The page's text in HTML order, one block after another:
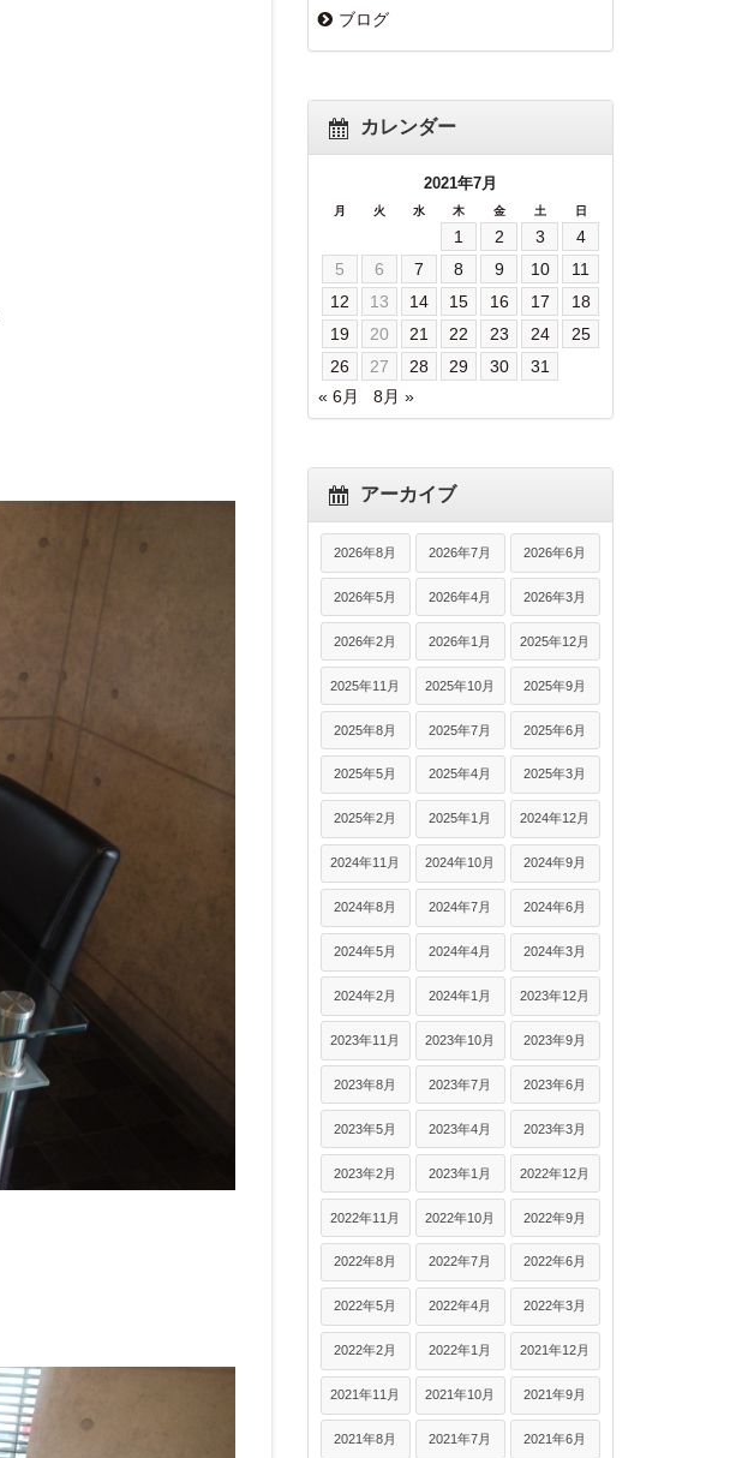
ブログ
カレンダー
2021年7月
月 火 水 木 金 土 日
1 2 3
4
5
6 7 8 9 10
11
12
13 14 15 16 17
18
19
20 21 22 23 24
25
26
27 28 29 30
31
« 6月
8月 »
アーカイブ
2026年8月 2026年7月 2026年6月
2026年5月 2026年4月 2026年3月
2026年2月 2026年1月 2025年12月
2025年11月 2025年10月 2025年9月
2025年8月 2025年7月 2025年6月
2025年5月 2025年4月 2025年3月
2025年2月 2025年1月 2024年12月
2024年11月 2024年10月 2024年9月
2024年8月 2024年7月 2024年6月
2024年5月 2024年4月 2024年3月
2024年2月 2024年1月 2023年12月
2023年11月 2023年10月 2023年9月
2023年8月 2023年7月 2023年6月
2023年5月 2023年4月 2023年3月
2023年2月 2023年1月 2022年12月
2022年11月 2022年10月 2022年9月
2022年8月 2022年7月 2022年6月
2022年5月 2022年4月 2022年3月
2022年2月 2022年1月 2021年12月
2021年11月 2021年10月 2021年9月
2021年8月 2021年7月 2021年6月